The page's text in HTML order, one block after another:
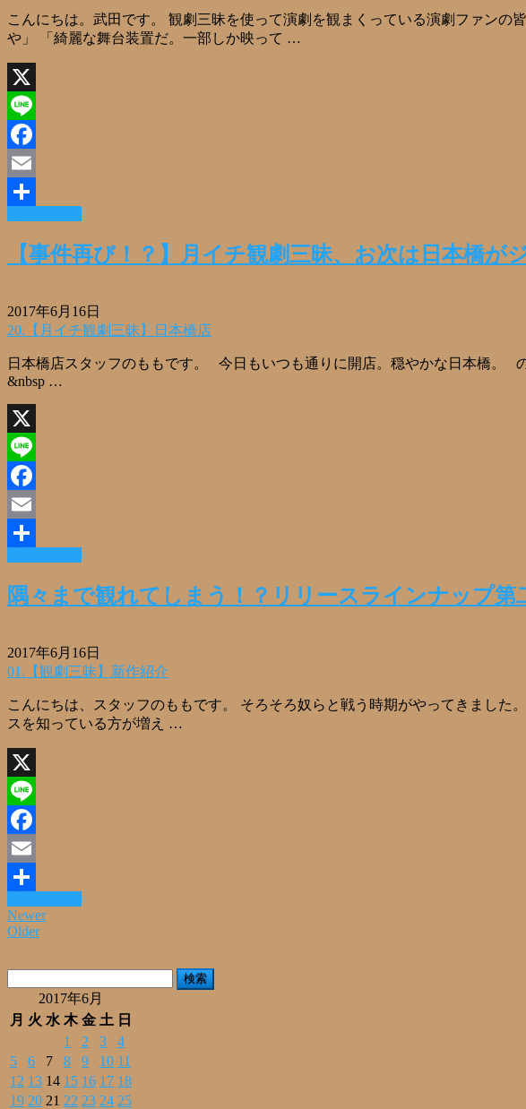
こんにちは。武田です。 観劇三昧を使って演劇を観まくっている演劇ファン
や」 「綺麗な舞台装置だ。一部しか映って …
X
Line
Facebook
Email
共
【事件再び！？】月イチ観劇三昧、お次は日本橋が
2017年6月16日
20.【月イチ観劇三昧】日本橋店
日本橋店スタッフのももです。 今日もいつも通りに開店。穏やかな日本橋。
&nbsp …
X
Line
Facebook
Email
共
有
隅々まで観れてしまう！？リリースラインナップ
2017年6月16日
01.【観劇三昧】新作紹介
こんにちは、スタッフのももです。 そろそろ奴らと戦う時期がやってきまし
スを知っている方が増え …
X
Line
Facebook
Email
共
有
Newer
Older
2017年6月
月 火 水 木 金 土 日
1
2 3
4
5
6 7 8 9 10 11
12 13 14 15 16 17 18
19 20 21 22 23 24 25